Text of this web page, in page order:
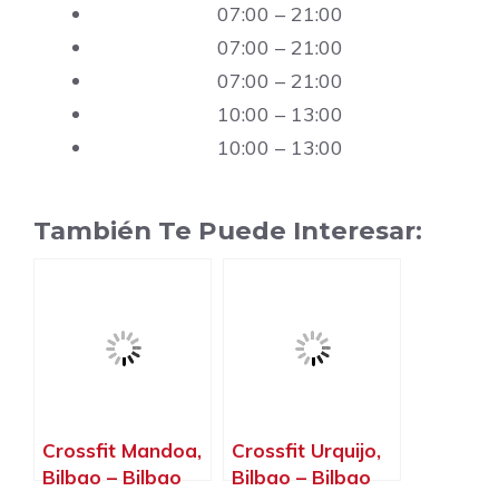
07:00 – 21:00
07:00 – 21:00
07:00 – 21:00
10:00 – 13:00
10:00 – 13:00
También Te Puede Interesar:
Crossfit Mandoa,
Bilbao – Bilbao
Crossfit Urquijo,
Bilbao – Bilbao